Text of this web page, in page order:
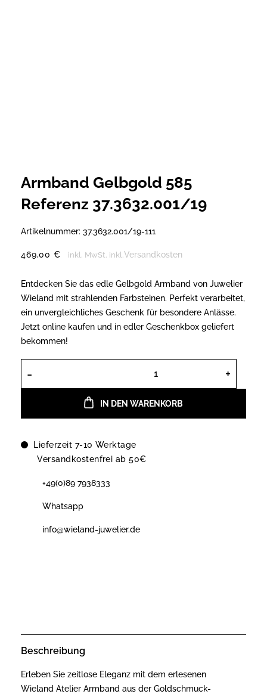
Armband Gelbgold 585
Referenz 37.3632.001/19
Artikelnummer: 37.3632.001/19-111
469,00 € inkl. MwSt. inkl.Versandkosten
Entdecken Sie das edle Gelbgold Armband von Juwelier
Wieland mit strahlenden Farbsteinen. Perfekt verarbeitet,
ein unvergleichliches Geschenk für besondere Anlässe.
Jetzt online kaufen und in edler Geschenkbox geliefert
bekommen!
Armband Gelbgold 585 Referenz
IN DEN WARENKORB
Lieferzeit 7-10 Werktage
Versandkostenfrei ab 50€
+49(0)89 7938333
Whatsapp
info@wieland-juwelier.de
Beschreibung
Erleben Sie zeitlose Eleganz mit dem erlesenen
Wieland Atelier Armband aus der Goldschmuck-